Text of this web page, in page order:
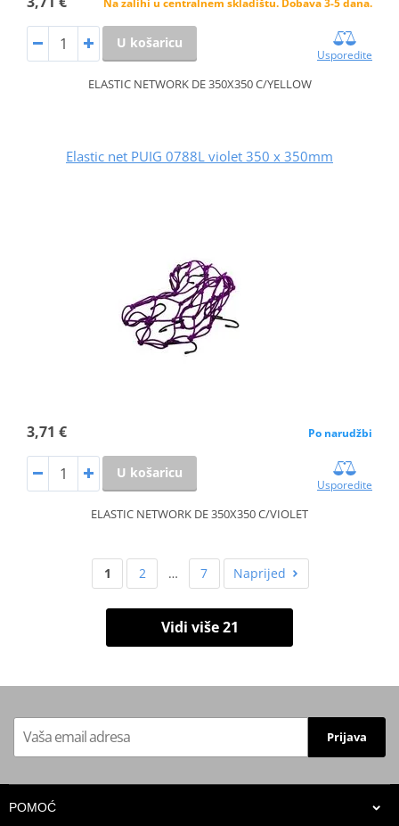
U košaricu
Usporedite
ELASTIC NETWORK DE 350X350 C/YELLOW
Elastic net PUIG 0788L violet 350 x 350mm
3,71 € Po narudžbi
U košaricu
Usporedite
ELASTIC NETWORK DE 350X350 C/VIOLET
1 2 … 7 Naprijed
Vidi više 21
Prijava
POMOĆ